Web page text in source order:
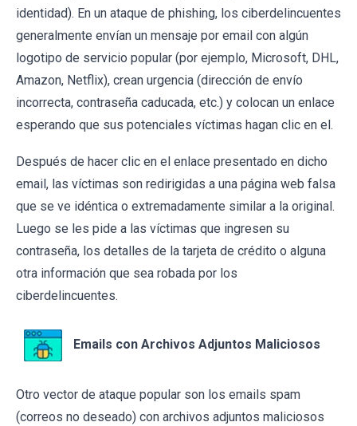
identidad). En un ataque de phishing, los ciberdelincuentes
generalmente envían un mensaje por email con algún
logotipo de servicio popular (por ejemplo, Microsoft, DHL,
Amazon, Netflix), crean urgencia (dirección de envío
incorrecta, contraseña caducada, etc.) y colocan un enlace
esperando que sus potenciales víctimas hagan clic en el.
Después de hacer clic en el enlace presentado en dicho
email, las víctimas son redirigidas a una página web falsa
que se ve idéntica o extremadamente similar a la original.
Luego se les pide a las víctimas que ingresen su
contraseña, los detalles de la tarjeta de crédito o alguna
otra información que sea robada por los
ciberdelincuentes.
Emails con Archivos Adjuntos Maliciosos
Otro vector de ataque popular son los emails spam
(correos no deseado) con archivos adjuntos maliciosos